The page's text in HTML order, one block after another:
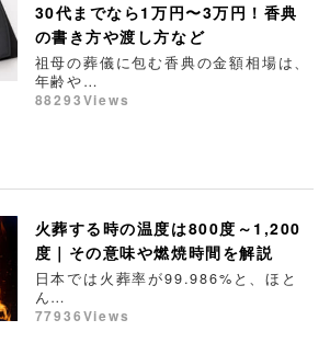
30代までなら1万円〜3万円！香典
の書き方や渡し方など
祖母の葬儀に包む香典の金額相場は、
年齢や…
88293Views
火葬する時の温度は800度～1,200
度｜その意味や燃焼時間を解説
日本では火葬率が99.986%と、ほと
ん…
77936Views